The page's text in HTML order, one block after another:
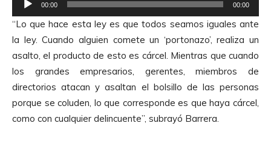
d
i
o
e
p
r
o
d
u
c
t
00:00 00:00
“Lo que hace esta ley es que todos seamos iguales ante
la ley. Cuando alguien comete un ‘portonazo’, realiza un
asalto, el producto de esto es cárcel. Mientras que cuando
los grandes empresarios, gerentes, miembros de
directorios atacan y asaltan el bolsillo de las personas
porque se coluden, lo que corresponde es que haya cárcel,
como con cualquier delincuente”, subrayó Barrera.